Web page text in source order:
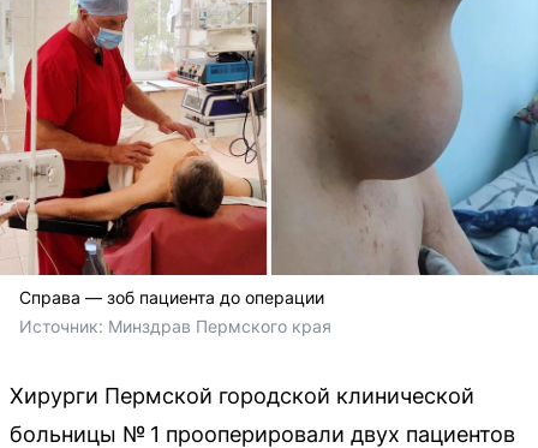
Справа — зоб пациента до операции
Источник: Минздрав Пермского края
Хирурги Пермской городской клинической
больницы № 1 прооперировали двух пациентов